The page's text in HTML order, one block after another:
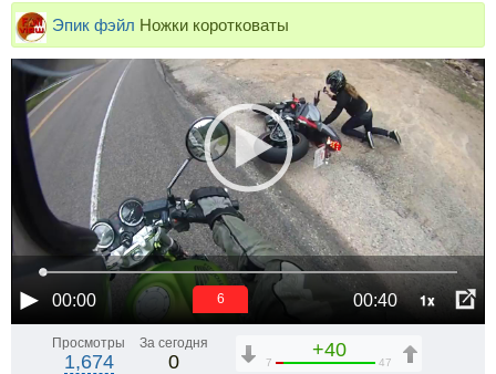
Эпик фэйл Ножки коротковаты
00:00 00:40 1x
5
Просмотры
1,674
За сегодня
0
+40
7 47